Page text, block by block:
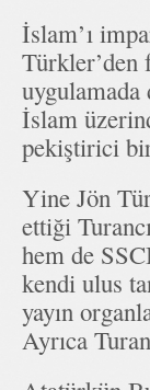
İslam’ı
İslam
pekiştirici bir
Yine Jön
ettiği
hem de
kendi ulus
yayın
Ayrıca